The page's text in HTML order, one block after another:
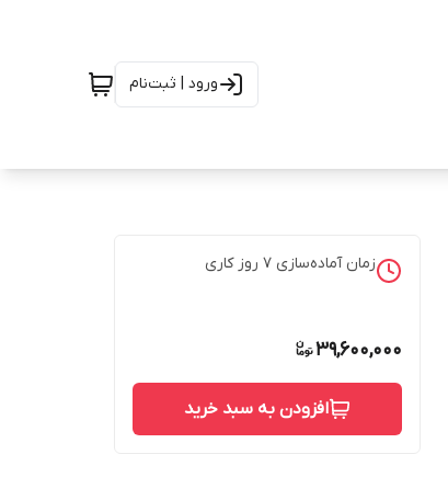
ورود | ثبت‌نام
زمان آماده‌سازی 7 روز کاری
39,600,000
افزودن به سبد خرید